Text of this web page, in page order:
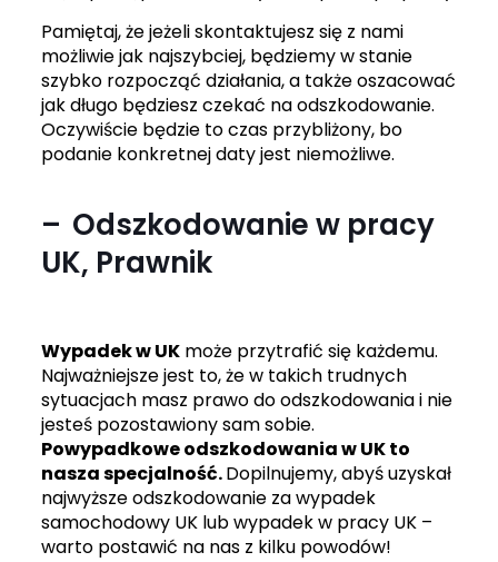
Pamiętaj, że jeżeli skontaktujesz się z nami
możliwie jak najszybciej, będziemy w stanie
szybko rozpocząć działania, a także oszacować
jak długo będziesz czekać na odszkodowanie.
Oczywiście będzie to czas przybliżony, bo
podanie konkretnej daty jest niemożliwe.
Odszkodowanie w pracy
UK, Prawnik
Wypadek w UKmoże przytrafić się każdemu.
Najważniejsze jest to, że w takich trudnych
sytuacjach masz prawo do odszkodowania i nie
jesteś pozostawiony sam sobie.
Powypadkowe odszkodowania w UK to
nasza specjalność.Dopilnujemy, abyś uzyskał
najwyższe odszkodowanie za wypadek
samochodowy UK lub wypadek w pracy UK –
warto postawić na nas z kilku powodów!